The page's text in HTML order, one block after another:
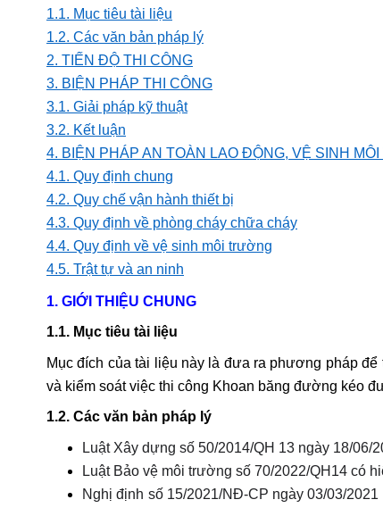
1.1. Mục tiêu tài liệu
1.2. Các văn bản pháp lý
2. TIẾN ĐỘ THI CÔNG
3. BIỆN PHÁP THI CÔNG
3.1. Giải pháp kỹ thuật
3.2. Kết luận
4. BIỆN PHÁP AN TOÀN LAO ĐỘNG, VỆ SINH
4.1. Quy định chung
4.2. Quy chế vận hành thiết bị
4.3. Quy định về phòng cháy chữa cháy
4.4. Quy định về vệ sinh môi trường
4.5. Trật tự và an ninh
1. GIỚI THIỆU CHUNG
1.1. Mục tiêu tài liệu
Mục đích của tài liệu này là đưa ra phương pháp
và kiểm soát việc thi công Khoan băng đường kéo
1.2. Các văn bản pháp lý
Luật Xây dựng số 50/2014/QH 13 ngày 18/06/
Luật Bảo vệ môi trường số 70/2022/QH14 có
Nghị định số 15/2021/NĐ-CP ngày 03/03/